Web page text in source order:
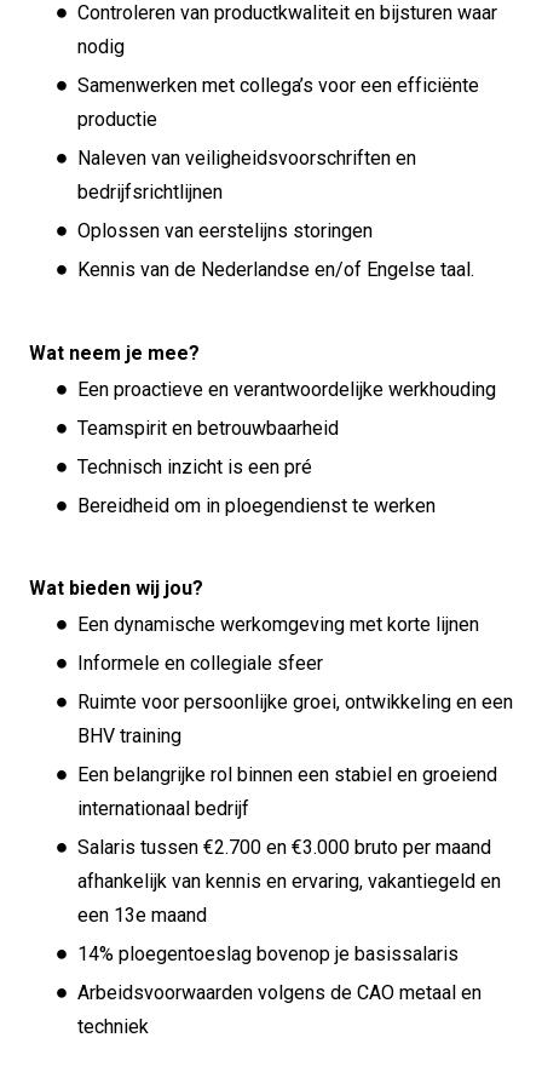
Controleren van productkwaliteit en bijsturen waar
nodig
Samenwerken met collega’s voor een efficiënte
productie
Naleven van veiligheidsvoorschriften en
bedrijfsrichtlijnen
Oplossen van eerstelijns storingen
Kennis van de Nederlandse en/of Engelse taal.
Wat neem je mee?
Een proactieve en verantwoordelijke werkhouding
Teamspirit en betrouwbaarheid
Technisch inzicht is een pré
Bereidheid om in ploegendienst te werken
Wat bieden wij jou?
Een dynamische werkomgeving met korte lijnen
Informele en collegiale sfeer
Ruimte voor persoonlijke groei, ontwikkeling en een
BHV training
Een belangrijke rol binnen een stabiel en groeiend
internationaal bedrijf
Salaris tussen €2.700 en €3.000 bruto per maand
afhankelijk van kennis en ervaring, vakantiegeld en
een 13e maand
14% ploegentoeslag bovenop je basissalaris
Arbeidsvoorwaarden volgens de CAO metaal en
techniek